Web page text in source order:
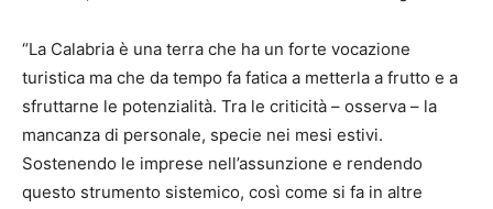
“La Calabria è una terra che ha un forte vocazione
turistica ma che da tempo fa fatica a metterla a frutto e a
sfruttarne le potenzialità. Tra le criticità – osserva – la
mancanza di personale, specie nei mesi estivi.
Sostenendo le imprese nell’assunzione e rendendo
questo strumento sistemico, così come si fa in altre